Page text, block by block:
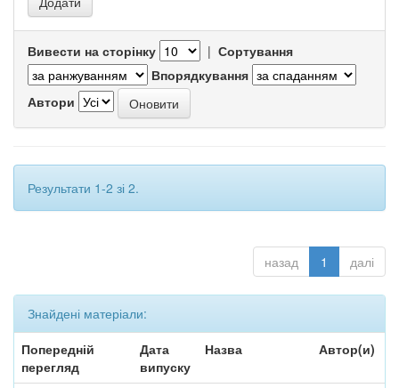
Вивести на сторінку | Сортування
Впорядкування
Автори
Результати 1-2 зі 2.
назад 1 далі
Знайдені матеріали:
Попередній
перегляд
Дата
випуску
Назва Автор(и)